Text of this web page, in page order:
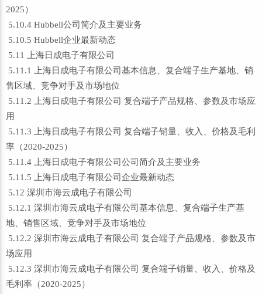
2025）
5.10.4 Hubbell公司简介及主要业务
5.10.5 Hubbell企业最新动态
5.11 上海日成电子有限公司
5.11.1 上海日成电子有限公司基本信息、复合端子生产基地、销
售区域、竞争对手及市场地位
5.11.2 上海日成电子有限公司 复合端子产品规格、参数及市场应
用
5.11.3 上海日成电子有限公司 复合端子销量、收入、价格及毛利
率（2020-2025）
5.11.4 上海日成电子有限公司公司简介及主要业务
5.11.5 上海日成电子有限公司企业最新动态
5.12 深圳市海云成电子有限公司
5.12.1 深圳市海云成电子有限公司基本信息、复合端子生产基
地、销售区域、竞争对手及市场地位
5.12.2 深圳市海云成电子有限公司 复合端子产品规格、参数及市
场应用
5.12.3 深圳市海云成电子有限公司 复合端子销量、收入、价格及
毛利率（2020-2025）